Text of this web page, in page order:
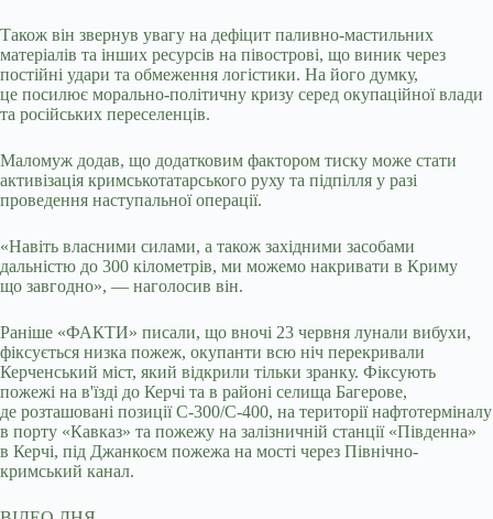
Також він звернув увагу на дефіцит паливно-мастильних
матеріалів та інших ресурсів на півострові, що виник через
постійні удари та обмеження логістики. На його думку,
це посилює морально-політичну кризу серед окупаційної влади
та російських переселенців.
Маломуж додав, що додатковим фактором тиску може стати
активізація кримськотатарського руху та підпілля у разі
проведення наступальної операції.
«Навіть власними силами, а також західними засобами
дальністю до 300 кілометрів, ми можемо накривати в Криму
що завгодно», — наголосив він.
Раніше «ФАКТИ» писали, що вночі 23 червня лунали вибухи,
фіксується низка пожеж, окупанти всю ніч перекривали
Керченський міст, який відкрили тільки зранку. Фіксують
пожежі на в'їзді до Керчі та в районі селища Багерове,
де розташовані позиції С-300/С-400, на території нафтотерміналу
в порту «Кавказ» та пожежу на залізничній станції «Південна»
в Керчі, під Джанкоєм пожежа на мості через Північно-
кримський канал.